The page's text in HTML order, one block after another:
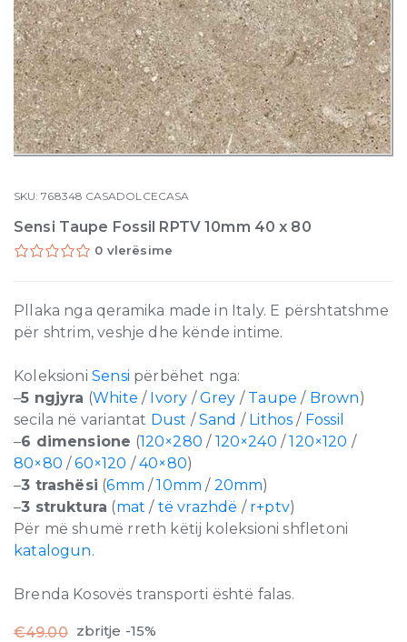
SKU:768348 CASADOLCECASA
Sensi Taupe Fossil RPTV 10mm 40 x 80
0 vlerësime
Pllaka nga qeramika made in Italy. E përshtatshme
për shtrim, veshje dhe kënde intime.
Koleksioni Sensi përbëhet nga:
–5 ngjyra (White / Ivory /Grey / Taupe / Brown)
secila në variantat Dust /Sand / Lithos / Fossil
–6 dimensione (120×280 / 120×240 /120×120 /
80×80 /60×120 /40×80)
–3 trashësi (6mm /10mm / 20mm)
–3 struktura (mat/ të vrazhdë / r+ptv)
Për më shumë rreth këtij koleksioni shfletoni
katalogun.
Brenda Kosovës transporti është falas.
€49.00 zbritje -15%